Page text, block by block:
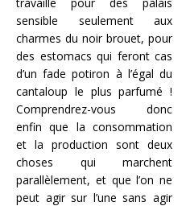
sensible seulement aux
charmes du noir brouet, pour
des estomacs qui feront cas
d’un fade potiron à l’égal du
cantaloup le plus parfumé !
Comprendrez-vous donc
enfin que la consommation
et la production sont deux
choses qui marchent
parallèlement, et que l’on ne
peut agir sur l’une sans agir